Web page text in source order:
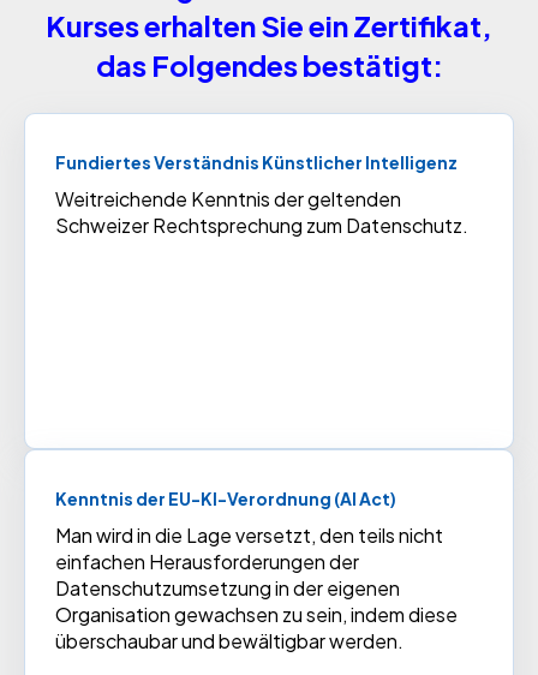
Kurses erhalten Sie ein Zertifikat,
das Folgendes bestätigt:
Fundiertes Verständnis Künstlicher Intelligenz
Weitreichende Kenntnis der geltenden
Schweizer Rechtsprechung zum Datenschutz.
Kenntnis der EU-KI-Verordnung (AI Act)
Man wird in die Lage versetzt, den teils nicht
einfachen Herausforderungen der
Datenschutzumsetzung in der eigenen
Organisation gewachsen zu sein, indem diese
überschaubar und bewältigbar werden.